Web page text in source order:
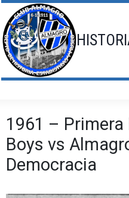
Saltar
al
contenido
1961 – Primera
Boys vs
Democracia